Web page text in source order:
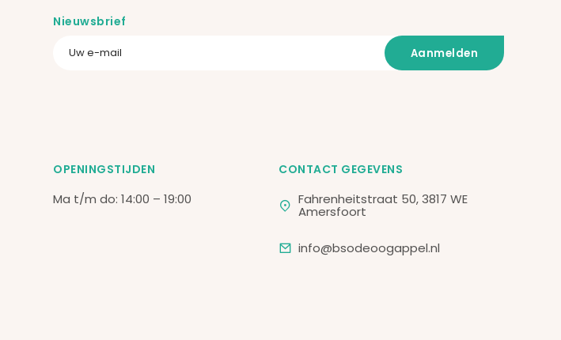
Nieuwsbrief
OPENINGSTIJDEN
Ma t/m do: 14:00 – 19:00
CONTACT GEGEVENS
Fahrenheitstraat 50, 3817 WE
Amersfoort
info@bsodeoogappel.nl